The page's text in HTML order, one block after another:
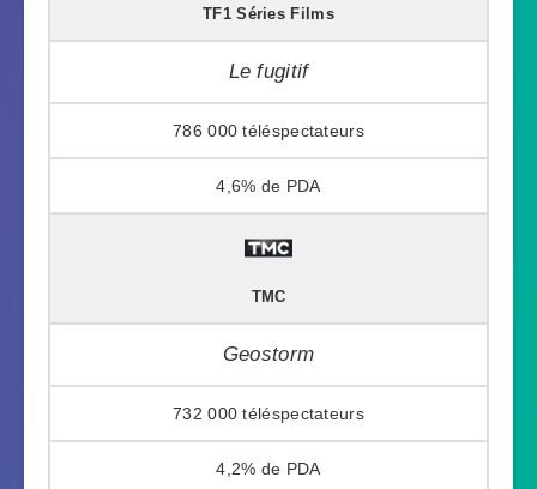
TF1 Séries Films
Le fugitif
786 000
4,6%
TMC
Geostorm
732 000
4,2%